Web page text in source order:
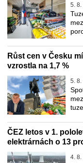
5. 8.
Růst cen v Česku
vzrostla na 1,7 %
5. 8.
ČEZ letos v 1.
elektrárnách o 13
4. 8.